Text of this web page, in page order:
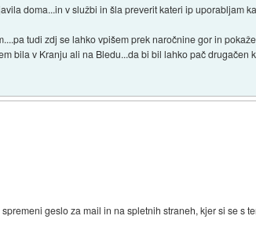
doma...in v službi in šla preverit kateri ip uporabljam
tudi zdj se lahko vpišem prek naročnine gor in
bila v Kranju ali na Bledu...da bi bil lahko pač drugačen
geslo za mail in na spletnih straneh, kjer si se s